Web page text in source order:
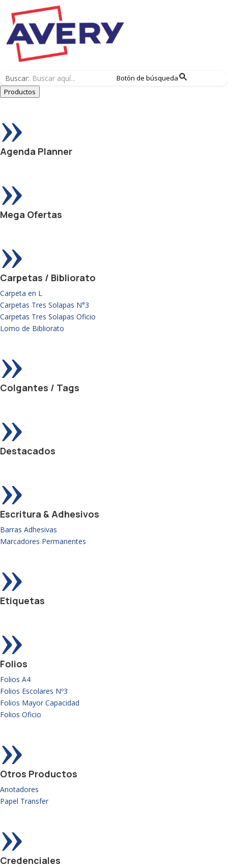
Buscar:
Botón de búsqueda
Productos
»
Agenda Planner
»
Mega Ofertas
»
Carpetas / Bibliorato
Carpeta en L
Carpetas Tres Solapas N°3
Carpetas Tres Solapas Oficio
Lomo de Bibliorato
»
Colgantes / Tags
»
Destacados
»
Escritura & Adhesivos
Barras Adhesivas
Marcadores Permanentes
»
Etiquetas
»
Folios
Folios A4
Folios Escolares Nº3
Folios Mayor Capacidad
Folios Oficio
»
Otros Productos
Anotadores
Papel Transfer
»
Credenciales